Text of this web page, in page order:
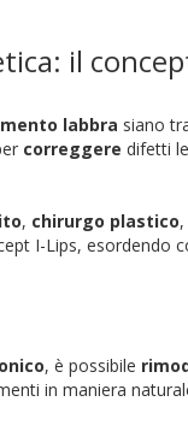
il
labbra siano
correggere difetti
, chirurgo plastico
I-Lips, esordendo
, è possibile
in maniera